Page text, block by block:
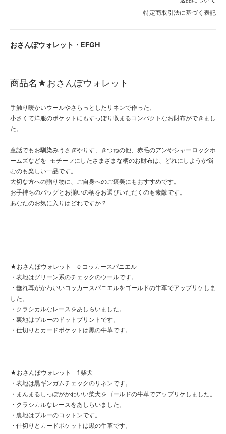
特定商取引法に基づく表記
おさんぽウォレット・EFGH
商品名★おさんぽウォレット
手触り暖かいウールやさらっとしたリネンで作った、
小さくて洋服のポケットにもすっぽり収まるコンパクトなお財布ができまし
た。
童話でもお馴染みうさぎやりす、きつねの他、赤毛のアンやシャーロックホ
ームズなどを モチーフにしたさまざまな柄のお財布は、どれにしようか悩
むのも楽しい一品です。
大切な方への贈り物に、ご自身へのご褒美にもおすすめです。
お手持ちのバッグとお揃いの柄をお選びいただくのも素敵です。
あなたのお気に入りはどれですか？
★おさんぽウォレット e コッカースパニエル
・表地はグリーン系のチェックのウールです。
・垂れ耳がかわいいコッカースパニエルをゴールドの牛革でアップリケしま
した。
・クラシカルなレースをあしらいました。
・裏地はブルーのドットプリントです。
・仕切りとカードポケットは黒の牛革です。
★おさんぽウォレット f 柴犬
・表地は黒ギンガムチェックのリネンです。
・まんまるしっぽがかわいい柴犬をゴールドの牛革でアップリケしました。
・クラシカルなレースをあしらいました。
・裏地はブルーのコットンです。
・仕切りとカードポケットは黒の牛革です。